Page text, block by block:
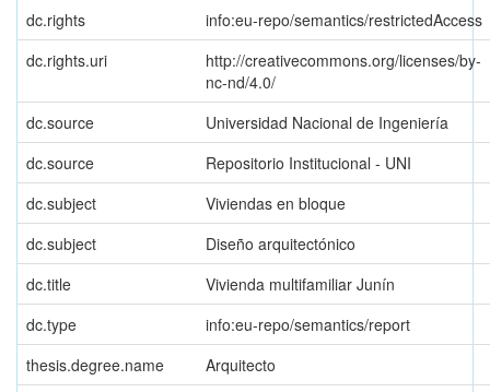
dc.rights
info:eu-repo/semantics/restrictedAccess
dc.rights.uri
http://creativecommons.org/licenses/by-
nc-nd/4.0/
dc.source
Universidad Nacional de Ingeniería
dc.source
Repositorio Institucional - UNI
dc.subject
Viviendas en bloque
dc.subject
Diseño arquitectónico
dc.title
Vivienda multifamiliar Junín
dc.type
info:eu-repo/semantics/report
thesis.degree.name
Arquitecto